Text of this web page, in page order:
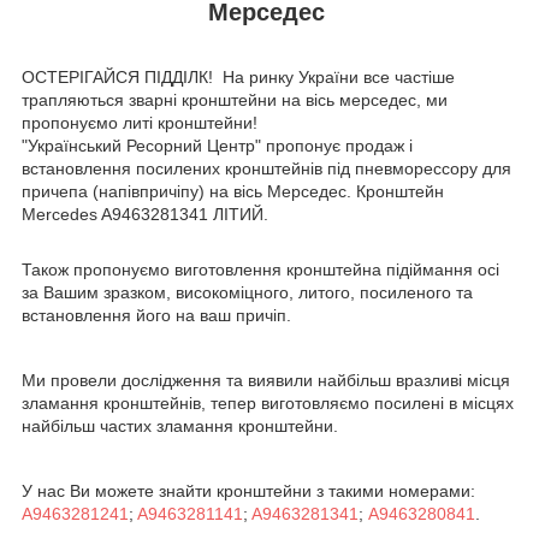
Мерседес
ОСТЕРІГАЙСЯ ПІДДІЛК! На ринку України все частіше
трапляються зварні кронштейни на вісь мерседес, ми
пропонуємо литі кронштейни!
"Український Ресорний Центр" пропонує продаж і
встановлення посилених кронштейнів під пневморессору для
причепа (напівпричіпу) на вісь Мерседес. Кронштейн
Mercedes A9463281341 ЛІТИЙ.
Також пропонуємо виготовлення кронштейна підіймання осі
за Вашим зразком, високоміцного, литого, посиленого та
встановлення його на ваш причіп.
Ми провели дослідження та виявили найбільш вразливі місця
зламання кронштейнів, тепер виготовляємо посилені в місцях
найбільш частих зламання кронштейни.
У нас Ви можете знайти кронштейни з такими номерами:
A9463281241; A9463281141; A9463281341; А9463280841.